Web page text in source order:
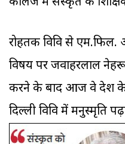
रोहतक विवि से एम.फिल.
विषय पर जवाहरलाल
करने के बाद आज वे देश के
दिल्ली विवि में मनुस्मृति